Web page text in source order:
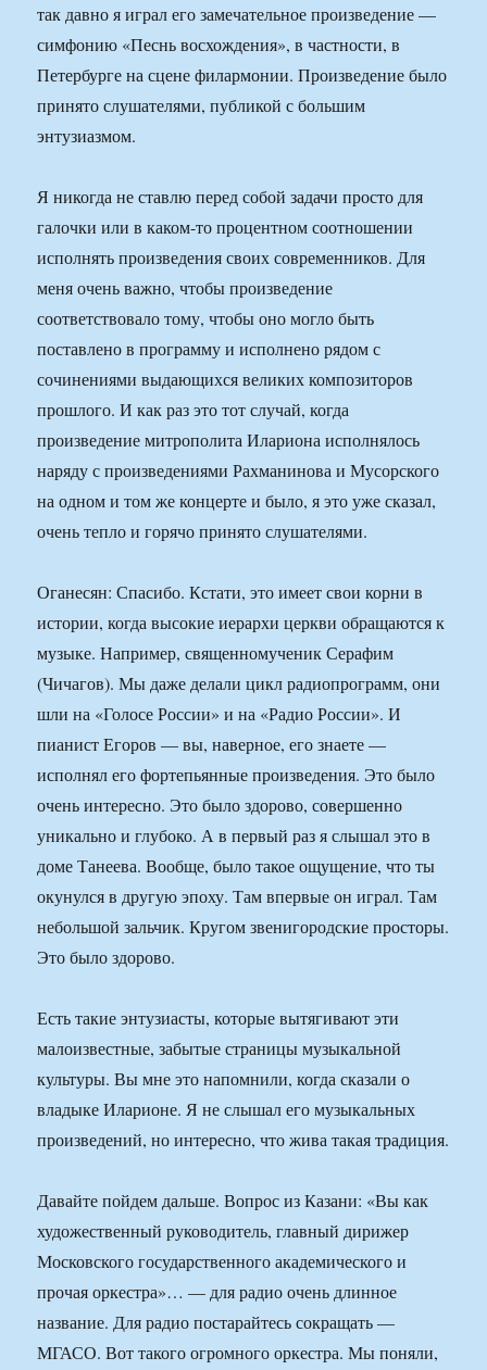
так давно я играл его замечательное произведение —
симфонию «Песнь восхождения», в частности, в
Петербурге на сцене филармонии. Произведение было
принято слушателями, публикой с большим
энтузиазмом.
Я никогда не ставлю перед собой задачи просто для
галочки или в каком-то процентном соотношении
исполнять произведения своих современников. Для
меня очень важно, чтобы произведение
соответствовало тому, чтобы оно могло быть
поставлено в программу и исполнено рядом с
сочинениями выдающихся великих композиторов
прошлого. И как раз это тот случай, когда
произведение митрополита Илариона исполнялось
наряду с произведениями Рахманинова и Мусорского
на одном и том же концерте и было, я это уже сказал,
очень тепло и горячо принято слушателями.
Оганесян: Спасибо. Кстати, это имеет свои корни в
истории, когда высокие иерархи церкви обращаются к
музыке. Например, священномученик Серафим
(Чичагов). Мы даже делали цикл радиопрограмм, они
шли на «Голосе России» и на «Радио России». И
пианист Егоров — вы, наверное, его знаете —
исполнял его фортепьянные произведения. Это было
очень интересно. Это было здорово, совершенно
уникально и глубоко. А в первый раз я слышал это в
доме Танеева. Вообще, было такое ощущение, что ты
окунулся в другую эпоху. Там впервые он играл. Там
небольшой зальчик. Кругом звенигородские просторы.
Это было здорово.
Есть такие энтузиасты, которые вытягивают эти
малоизвестные, забытые страницы музыкальной
культуры. Вы мне это напомнили, когда сказали о
владыке Иларионе. Я не слышал его музыкальных
произведений, но интересно, что жива такая традиция.
Давайте пойдем дальше. Вопрос из Казани: «Вы как
художественный руководитель, главный дирижер
Московского государственного академического и
прочая оркестра»… — для радио очень длинное
название. Для радио постарайтесь сокращать —
МГАСО. Вот такого огромного оркестра. Мы поняли,